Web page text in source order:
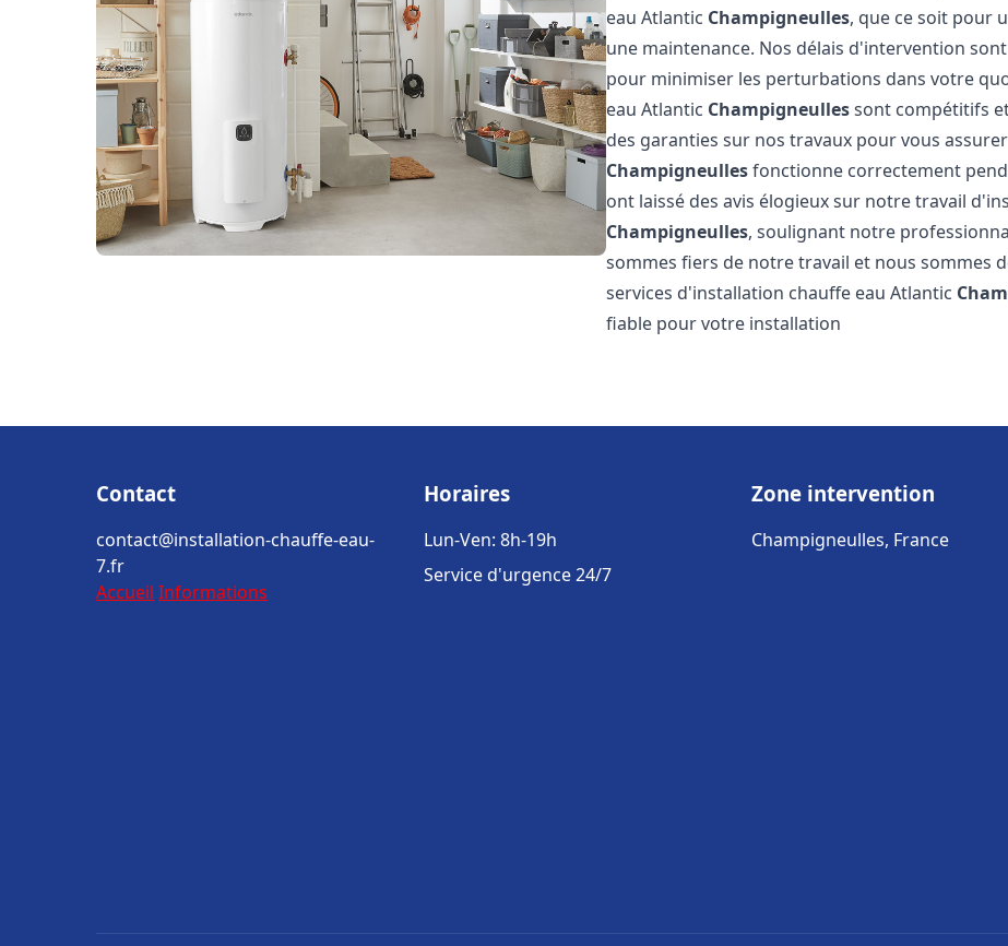
eau Atlantic Champigneulles, que ce soit pour
une maintenance. Nos délais d'intervention
pour minimiser les perturbations dans votre
eau Atlantic Champigneullessont compétitifs
des garanties sur nos travaux pour vous
Champigneullesfonctionne correctement
ont laissé des avis élogieux sur notre travail
Champigneulles, soulignant notre
sommes fiers de notre travail et nous sommes
services d'installation chauffe eau Atlantic
fiable pour votre installation
Contact
contact@installation-chauffe-eau-
7.fr
Accueil Informations
Horaires
Lun-Ven: 8h-19h
Service d'urgence 24/7
Zone intervention
Champigneulles, France